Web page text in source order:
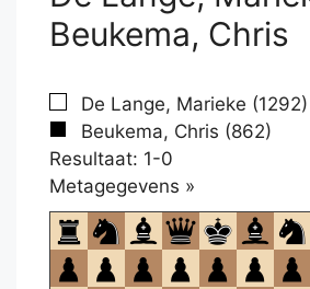
Beukema, Chris
De Lange, Marieke (1292)
Beukema, Chris (862)
Resultaat: 1-0
Metagegevens »
om
te
openen.